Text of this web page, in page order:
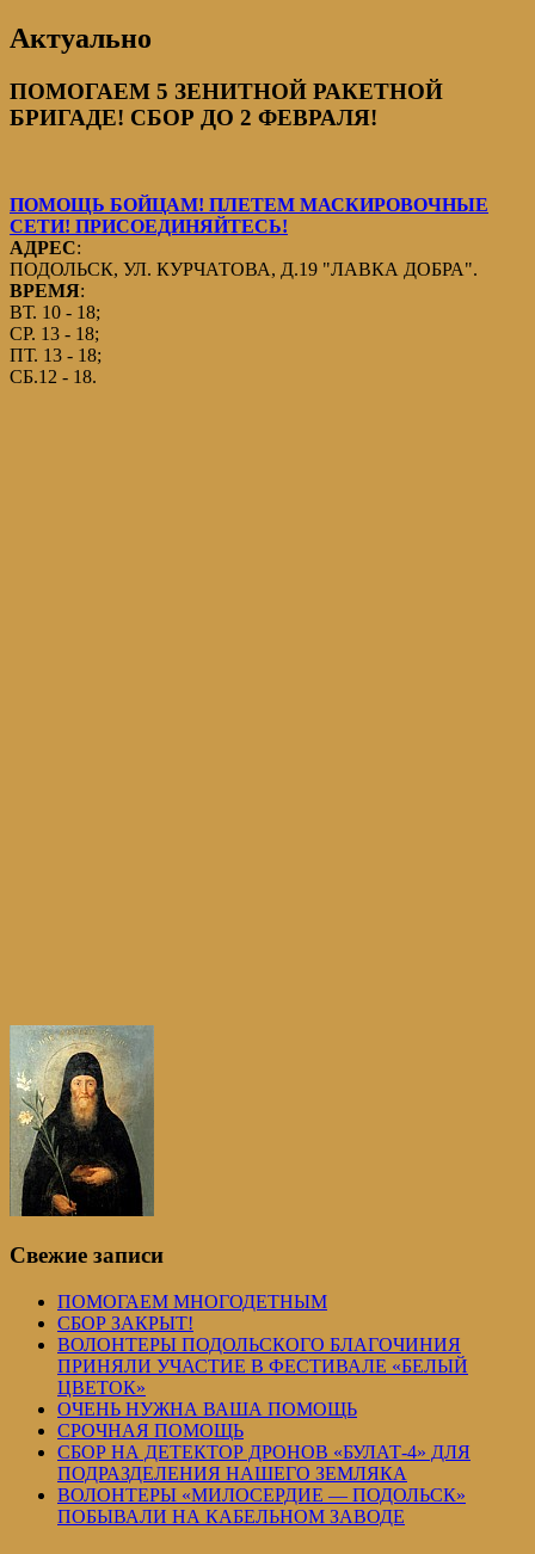
Актуально
ПОМОГАЕМ 5 ЗЕНИТНОЙ РАКЕТНОЙ
БРИГАДЕ! СБОР ДО 2 ФЕВРАЛЯ!
ПОМОЩЬ БОЙЦАМ! ПЛЕТЕМ МАСКИРОВОЧНЫЕ
СЕТИ! ПРИСОЕДИНЯЙТЕСЬ!
АДРЕС:
ПОДОЛЬСК, УЛ. КУРЧАТОВА, Д.19 "ЛАВКА ДОБРА".
ВРЕМЯ:
ВТ. 10 - 18;
СР. 13 - 18;
ПТ. 13 - 18;
СБ.12 - 18.
Свежие записи
ПОМОГАЕМ МНОГОДЕТНЫМ
СБОР ЗАКРЫТ!
ВОЛОНТЕРЫ ПОДОЛЬСКОГО БЛАГОЧИНИЯ
ПРИНЯЛИ УЧАСТИЕ В ФЕСТИВАЛЕ «БЕЛЫЙ
ЦВЕТОК»
ОЧЕНЬ НУЖНА ВАША ПОМОЩЬ
СРОЧНАЯ ПОМОЩЬ
СБОР НА ДЕТЕКТОР ДРОНОВ «БУЛАТ-4» ДЛЯ
ПОДРАЗДЕЛЕНИЯ НАШЕГО ЗЕМЛЯКА
ВОЛОНТЕРЫ «МИЛОСЕРДИЕ — ПОДОЛЬСК»
ПОБЫВАЛИ НА КАБЕЛЬНОМ ЗАВОДЕ